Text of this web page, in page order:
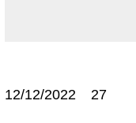
12/12/2022 27